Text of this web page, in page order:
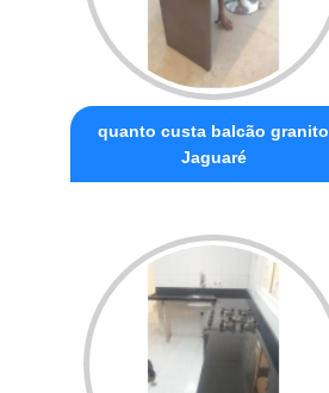
quanto custa balcão granito
Jaguaré